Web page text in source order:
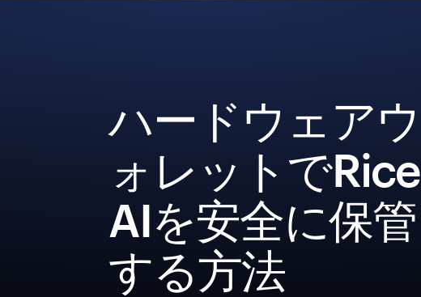
ハードウェアウ
ォレットでRice
AIを安全に保管
する方法